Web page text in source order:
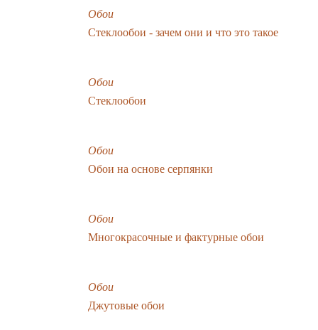
Обои
Стеклообои - зачем они и что это такое
Обои
Стеклообои
Обои
Обои на основе серпянки
Обои
Многокрасочные и фактурные обои
Обои
Джутовые обои